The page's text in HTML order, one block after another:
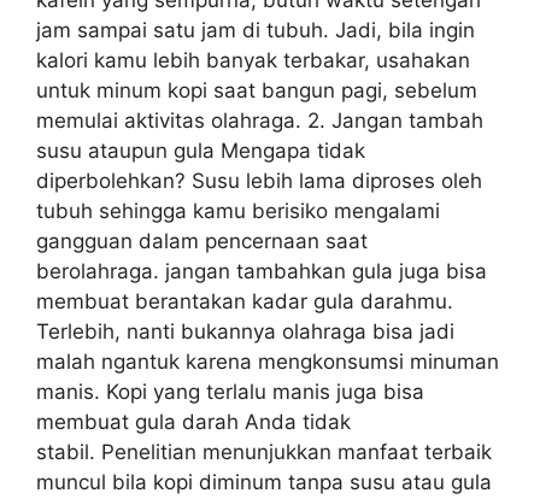
jam sampai satu jam di tubuh. Jadi, bila ingin
kalori kamu lebih banyak terbakar, usahakan
untuk minum kopi saat bangun pagi, sebelum
memulai aktivitas olahraga. 2. Jangan tambah
susu ataupun gula Mengapa tidak
diperbolehkan? Susu lebih lama diproses oleh
tubuh sehingga kamu berisiko mengalami
gangguan dalam pencernaan saat
berolahraga. jangan tambahkan gula juga bisa
membuat berantakan kadar gula darahmu.
Terlebih, nanti bukannya olahraga bisa jadi
malah ngantuk karena mengkonsumsi minuman
manis. Kopi yang terlalu manis juga bisa
membuat gula darah Anda tidak
stabil. Penelitian menunjukkan manfaat terbaik
muncul bila kopi diminum tanpa susu atau gula